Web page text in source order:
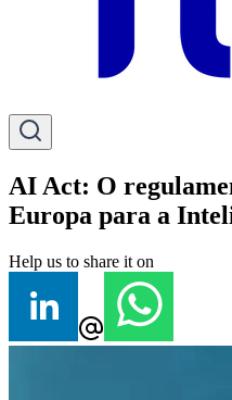
AI Act: O
Europa para a
Help us to share it on